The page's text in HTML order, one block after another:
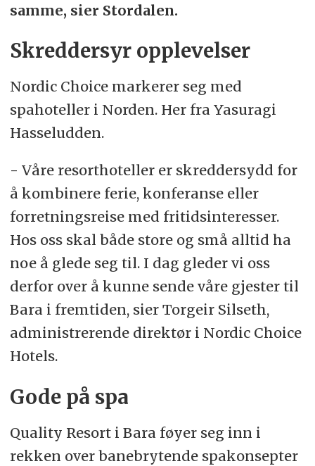
samme, sier Stordalen.
Skreddersyr opplevelser
Nordic Choice markerer seg med
spahoteller i Norden. Her fra Yasuragi
Hasseludden.
- Våre resorthoteller er skreddersydd for
å kombinere ferie, konferanse eller
forretningsreise med fritidsinteresser.
Hos oss skal både store og små alltid ha
noe å glede seg til. I dag gleder vi oss
derfor over å kunne sende våre gjester til
Bara i fremtiden, sier Torgeir Silseth,
administrerende direktør i Nordic Choice
Hotels.
Gode på spa
Quality Resort i Bara føyer seg inn i
rekken over banebrytende spakonsepter